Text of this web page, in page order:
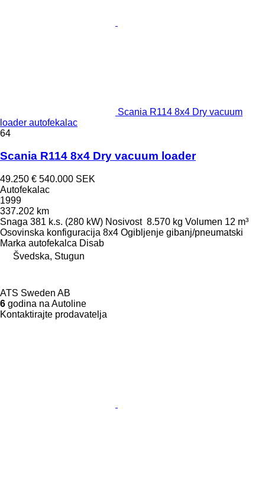
Scania R114 8x4 Dry vacuum
loader autofekalac
64
Scania R114 8x4 Dry vacuum loader
49.250 € 540.000 SEK
Autofekalac
1999
337.202 km
Snaga 381 k.s. (280 kW) Nosivost 8.570 kg Volumen 12 m³
Osovinska konfiguracija 8x4 Ogibljenje gibanj/pneumatski
Marka autofekalca Disab
Švedska, Stugun
ATS Sweden AB
6 godina na Autoline
Kontaktirajte prodavatelja